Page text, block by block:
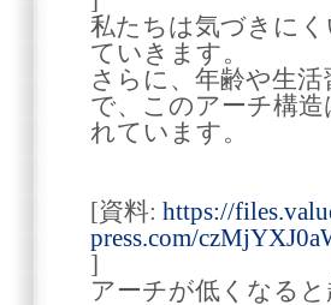
私たちは気づきに
ていきます。
さらに、年齢や生
で、このアーチ構
れています。
[資料: https://
press.com/
]
アーチが低くなる